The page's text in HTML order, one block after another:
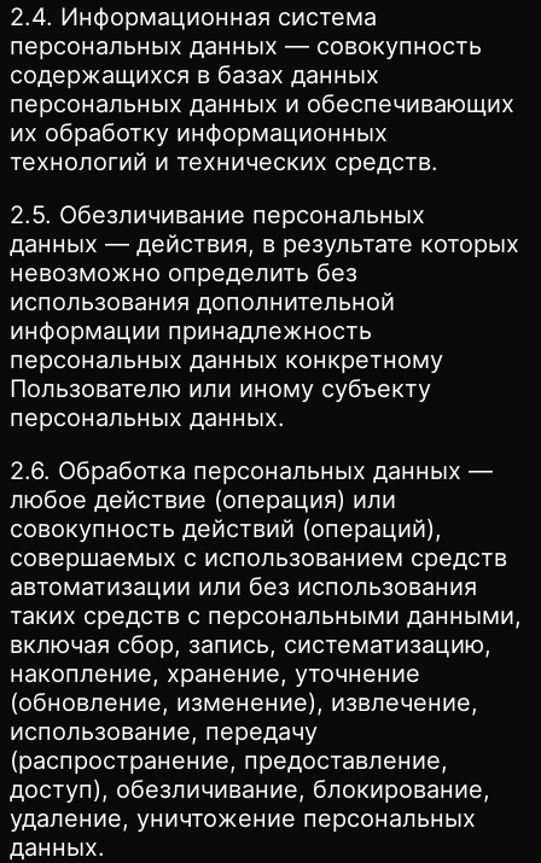
2.4. Информационная система
персональных данных — совокупность
содержащихся в базах данных
персональных данных и обеспечивающих
их обработку информационных
технологий и технических средств.
2.5. Обезличивание персональных
данных — действия, в результате которых
невозможно определить без
использования дополнительной
информации принадлежность
персональных данных конкретному
Пользователю или иному субъекту
персональных данных.
2.6. Обработка персональных данных —
любое действие (операция) или
совокупность действий (операций),
совершаемых с использованием средств
автоматизации или без использования
таких средств с персональными данными,
включая сбор, запись, систематизацию,
накопление, хранение, уточнение
(обновление, изменение), извлечение,
использование, передачу
(распространение, предоставление,
доступ), обезличивание, блокирование,
удаление, уничтожение персональных
данных.